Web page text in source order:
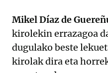
Mikel Díaz de
kirolekin errazagoa
dugulako beste
kirolak dira eta